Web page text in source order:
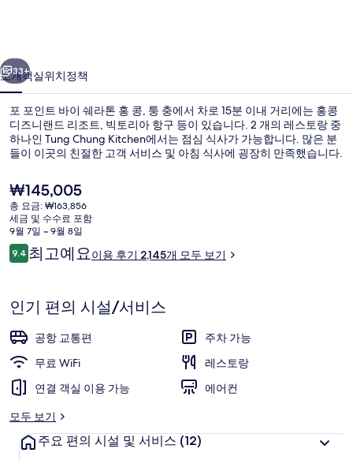
라
톤
홍
콩,
충
의
사
갤
러
리
33+
소개객실위치정책
포 포인트 바이 쉐라톤 홍 콩, 퉁 충에서 차로 15분 이내 거리에는 홍콩
디즈니랜드 리조트, 빅토리아 항구 등이 있습니다. 2 개의 레스토랑 중
하나인 Tung Chung Kitchen에서는 점심 식사가 가능합니다. 많은 분
들이 이곳의 친절한 고객 서비스 및 아침 식사에 굉장히 만족했습니다.
현
재
가
격
은
₩145,005
₩145,005
총 요금: ₩163,856
세금 및 수수료 포함
9월 7일 ~ 9월 8일
이
용
기
9.410점 만점 중 9.4점.
최고예요이용 후기 2,145개 모두 보기
인기 편의 시설/서비스
공항 교통편
주차 가능
무료 WiFi
레스토랑
연결 객실 이용 가능
에어컨
모두 보기
주요 편의 시설 및 서비스 (12)